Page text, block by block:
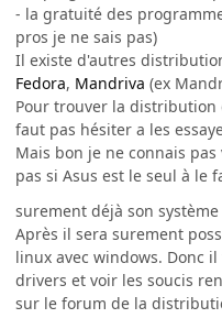
- la gratuité des
pros je ne sais pas)
Il existe d'autres
Fedora, Mandriva (ex
Pour trouver la
faut pas hésiter a les
Mais bon je ne connais pas
pas si Asus est le seul à le
surement déjà son
Après il sera surement
linux avec windows. Donc
drivers et voir les soucis
sur le forum de la